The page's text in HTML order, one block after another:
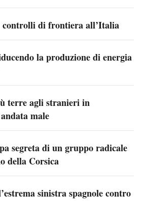
controlli di frontiera all’Italia
la produzione di energia
terre agli stranieri in
male
segreta di un gruppo radicale
della Corsica
sinistra spagnole contro